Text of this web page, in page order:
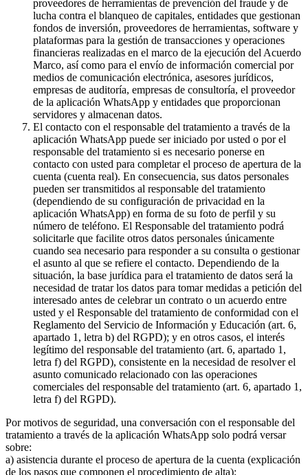
proveedores de herramientas de prevención del fraude y de
lucha contra el blanqueo de capitales, entidades que gestionan
fondos de inversión, proveedores de herramientas, software y
plataformas para la gestión de transacciones y operaciones
financieras realizadas en el marco de la ejecución del Acuerdo
Marco, así como para el envío de información comercial por
medios de comunicación electrónica, asesores jurídicos,
empresas de auditoría, empresas de consultoría, el proveedor
de la aplicación WhatsApp y entidades que proporcionan
servidores y almacenan datos.
El contacto con el responsable del tratamiento a través de la
aplicación WhatsApp puede ser iniciado por usted o por el
responsable del tratamiento si es necesario ponerse en
contacto con usted para completar el proceso de apertura de la
cuenta (cuenta real). En consecuencia, sus datos personales
pueden ser transmitidos al responsable del tratamiento
(dependiendo de su configuración de privacidad en la
aplicación WhatsApp) en forma de su foto de perfil y su
número de teléfono. El Responsable del tratamiento podrá
solicitarle que facilite otros datos personales únicamente
cuando sea necesario para responder a su consulta o gestionar
el asunto al que se refiere el contacto. Dependiendo de la
situación, la base jurídica para el tratamiento de datos será la
necesidad de tratar los datos para tomar medidas a petición del
interesado antes de celebrar un contrato o un acuerdo entre
usted y el Responsable del tratamiento de conformidad con el
Reglamento del Servicio de Información y Educación (art. 6,
apartado 1, letra b) del RGPD); y en otros casos, el interés
legítimo del responsable del tratamiento (art. 6, apartado 1,
letra f) del RGPD), consistente en la necesidad de resolver el
asunto comunicado relacionado con las operaciones
comerciales del responsable del tratamiento (art. 6, apartado 1,
letra f) del RGPD).
Por motivos de seguridad, una conversación con el responsable del
tratamiento a través de la aplicación WhatsApp solo podrá versar
sobre:
a) asistencia durante el proceso de apertura de la cuenta (explicación
de los pasos que componen el procedimiento de alta);